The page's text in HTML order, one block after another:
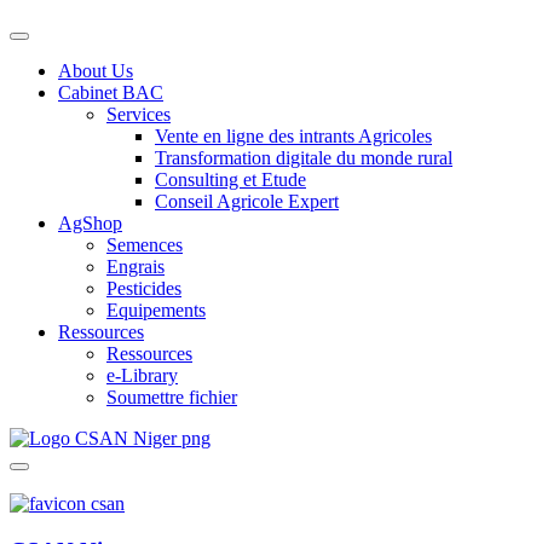
About Us
Cabinet BAC
Services
Vente en ligne des intrants Agricoles
Transformation digitale du monde rural
Consulting et Etude
Conseil Agricole Expert
AgShop
Semences
Engrais
Pesticides
Equipements
Ressources
Ressources
e-Library
Soumettre fichier